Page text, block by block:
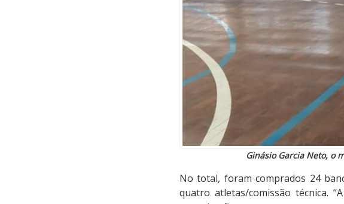
Ginásio Garcia Neto, o
No total, foram comprados 24
quatro atletas/comissão técnica.